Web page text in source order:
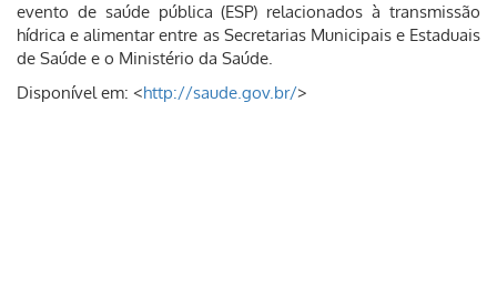
evento de saúde pública (ESP) relacionados à transmissão
hídrica e alimentar entre as Secretarias Municipais e Estaduais
de Saúde e o Ministério da Saúde.
Disponível em: <http://saude.gov.br/>